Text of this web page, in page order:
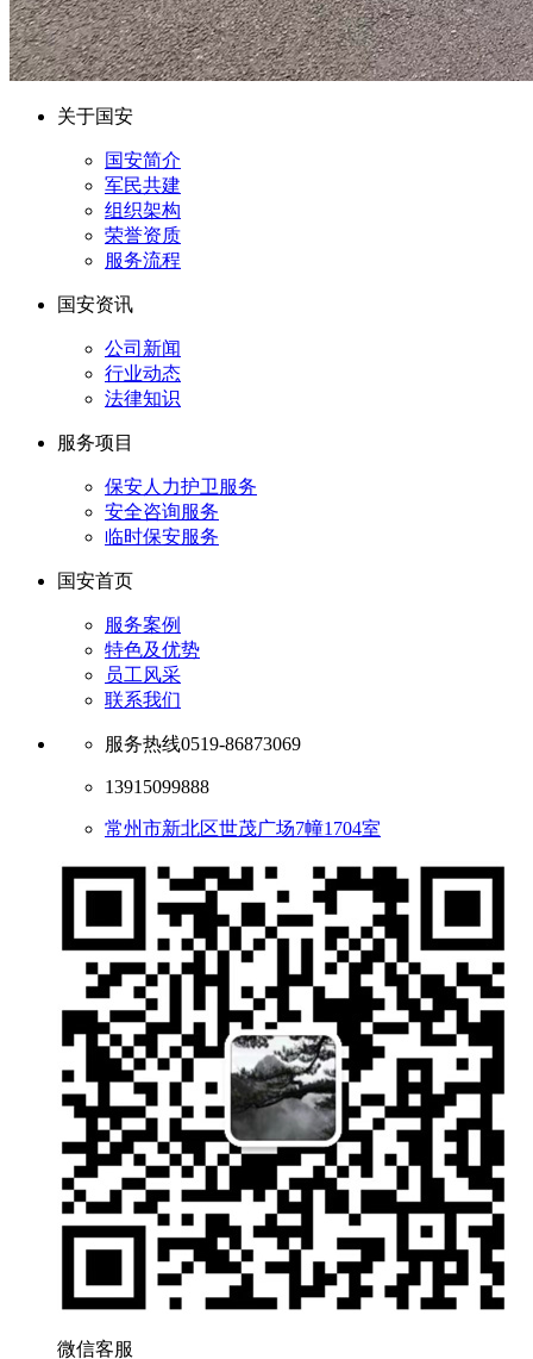
关于国安
国安简介
军民共建
组织架构
荣誉资质
服务流程
国安资讯
公司新闻
行业动态
法律知识
服务项目
保安人力护卫服务
安全咨询服务
临时保安服务
国安首页
服务案例
特色及优势
员工风采
联系我们
服务热线0519-86873069
13915099888
常州市新北区世茂广场7幢1704室
微信客服